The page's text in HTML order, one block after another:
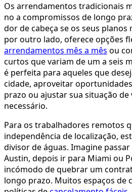
Os arrendamentos tradicionais
no a compromissos de longo
dor de cabeça se os seus planos
por outro lado, oferece opções
arrendamentos mês a mês ou
curtos que variam de um a seis
é perfeita para aqueles que
cidade, aproveitar
prazo ou ajustar sua situação
necessário.
Para os trabalhadores remotos
independência de localização,
divisor de águas. Imagine
Austin, depois ir para Miami ou
incómodo de quebrar um
longo prazo. Muitos espaços de